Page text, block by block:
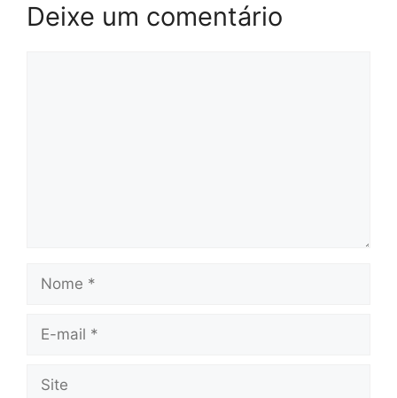
Deixe um comentário
Nome
Site